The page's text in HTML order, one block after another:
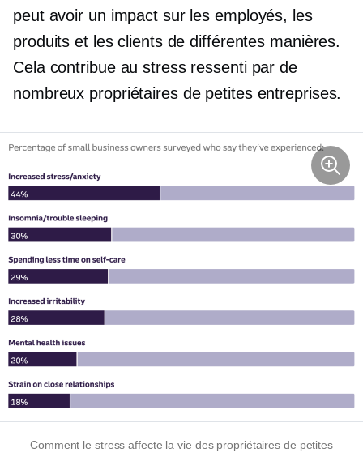
peut avoir un impact sur les employés, les
produits et les clients de différentes manières.
Cela contribue au stress ressenti par de
nombreux propriétaires de petites entreprises.
Comment le stress affecte la vie des propriétaires de petites